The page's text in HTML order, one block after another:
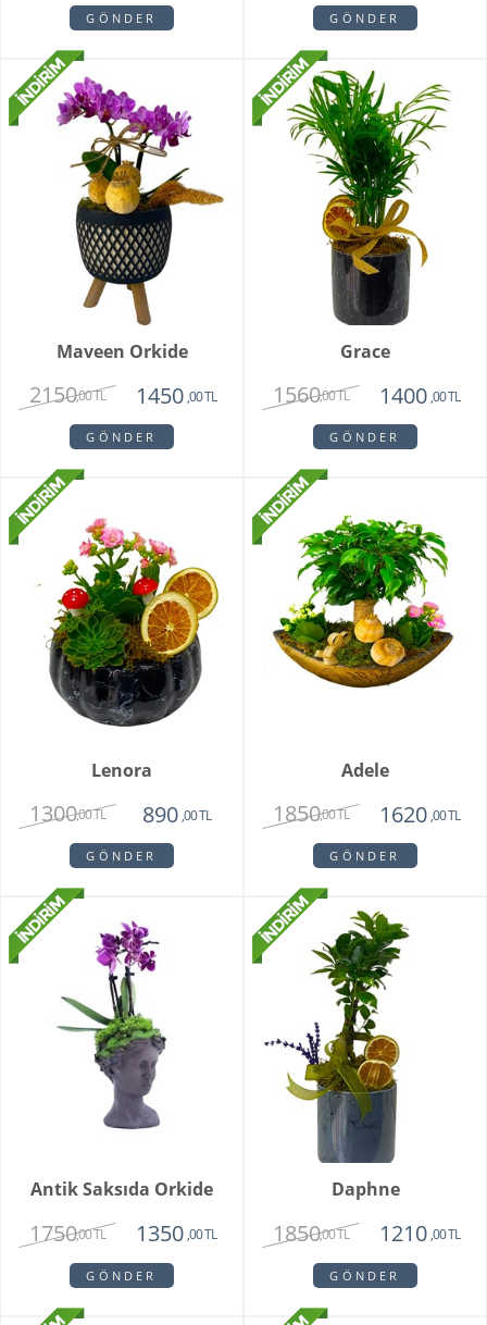
GÖNDER GÖNDER
Maveen Orkide
2150,00 TL 1450 ,00 TL
GÖNDER
Grace
1560,00 TL 1400 ,00 TL
GÖNDER
Lenora
1300,00 TL 890 ,00 TL
GÖNDER
Adele
1850,00 TL 1620 ,00 TL
GÖNDER
Antik Saksıda Orkide
1750,00 TL 1350 ,00 TL
GÖNDER
Daphne
1850,00 TL 1210 ,00 TL
GÖNDER